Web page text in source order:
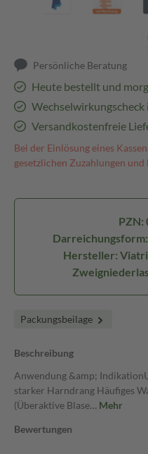
Persönliche Beratung
Heute bestellt und
Wechselwirkungscheck
Versandkostenfreie
Bei der Einlösung eines
gesetzlichen Zuzahlungen
PZN:
Hersteller:
Packungsbeilage
Beschreibung
Anwendung &amp;
starker Harndrang Häufiges
(Überaktive Blase… Mehr
Bewertungen